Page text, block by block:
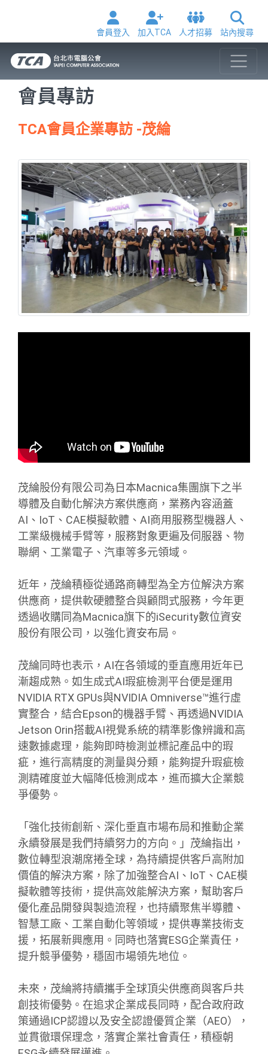
會員登入 加入TCA 人才招募 站內搜尋
會員專訪
TCA會員企業專訪 -茂綸
茂綸股份有限公司為日本Macnica集團旗下之半
導體及自動化解決方案供應商，業務內容涵蓋
AI、IoT、CAE模擬軟體、AI商用服務型機器人、
工業級機械手臂等，服務對象更遍及伺服器、物
聯網、工業電子、汽車等多元領域。
近年，茂綸積極從通路商轉型為全方位解決方案
供應商，提供軟硬體整合與顧問式服務，今年更
透過收購同為Macnica旗下的iSecurity數位資安
股份有限公司，以強化資安布局。
茂綸同時也表示，AI在各領域的垂直應用近年已
漸趨成熟。如生成式AI瑕疵檢測平台便是運用
NVIDIA RTX GPUs與NVIDIA Omniverse™進行虛
實整合，結合Epson的機器手臂、再透過NVIDIA
Jetson Orin搭載AI視覺系統的精準影像辨識和高
速數據處理，能夠即時檢測並標記產品中的瑕
疵，進行高精度的測量與分類，能夠提升瑕疵檢
測精確度並大幅降低檢測成本，進而擴大企業競
爭優勢。
「強化技術創新、深化垂直市場布局和推動企業
永續發展是我們持續努力的方向。」茂綸指出，
數位轉型浪潮席捲全球，為持續提供客戶高附加
價值的解決方案，除了加強整合AI、IoT、CAE模
擬軟體等技術，提供高效能解決方案，幫助客戶
優化產品開發與製造流程，也持續聚焦半導體、
智慧工廠、工業自動化等領域，提供專業技術支
援，拓展新興應用。同時也落實ESG企業責任，
提升競爭優勢，穩固市場領先地位。
未來，茂綸將持續攜手全球頂尖供應商與客戶共
創技術優勢。在追求企業成長同時，配合政府政
策通過ICP認證以及安全認證優質企業（AEO），
並貫徹環保理念，落實企業社會責任，積極朝